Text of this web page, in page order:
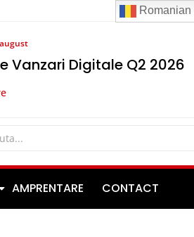
Vanzari Digitale Q2 2026
AMPRENTARE CONTACT
Romanian